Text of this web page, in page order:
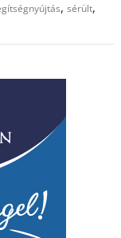
,sérült,